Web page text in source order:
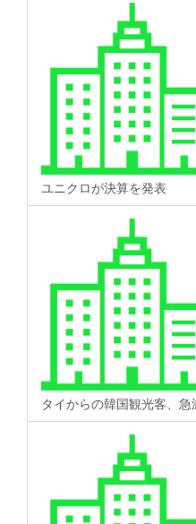
ユニクロが決算を発表
タイからの韓国観光客、